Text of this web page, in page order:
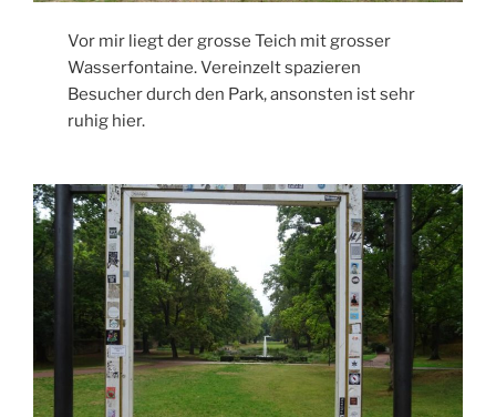
Vor mir liegt der grosse Teich mit grosser
Wasserfontaine. Vereinzelt spazieren
Besucher durch den Park, ansonsten ist sehr
ruhig hier.